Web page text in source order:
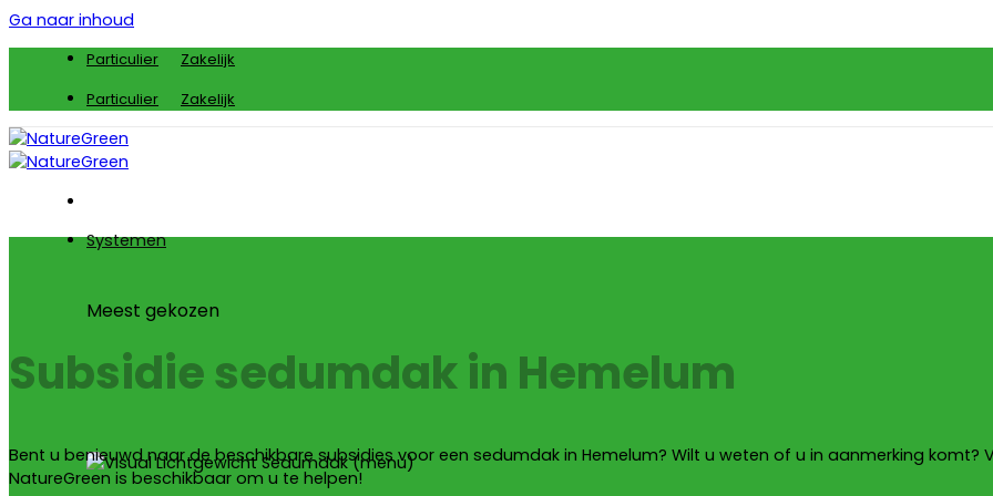
Ga naar inhoud
Particulier
Zakelijk
Particulier
Zakelijk
Systemen
Meest gekozen
Subsidie sedumdak in Hemelum
Bent u benieuwd naar de beschikbare subsidies voor een sedumdak in Hemelum? Wilt u weten of u in aanmerking komt?
NatureGreen is beschikbaar om u te helpen!